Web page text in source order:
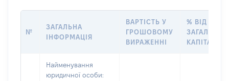
№
ЗАГАЛЬНА
ІНФОРМАЦІЯ
ВАРТІСТЬ У
ГРОШОВОМУ
ВИРАЖЕННІ
% ВІД
КАПІТАЛУ
Найменування
юридичної особи: